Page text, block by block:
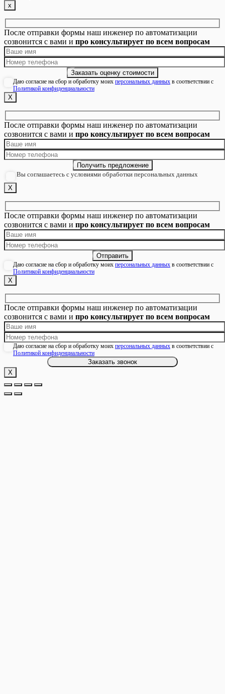
х
После отправки формы наш инженер по автоматизации
созвонится с вами и про консультирует по всем вопросам
Даю согласие на сбор и обработку моих персональных данных в соответствии с
Политикой конфиденциальности
Х
После отправки формы наш инженер по автоматизации
созвонится с вами и про консультирует по всем вопросам
Вы соглашаетесь с условиями обработки персональных данных
Х
После отправки формы наш инженер по автоматизации
созвонится с вами и про консультирует по всем вопросам
Даю согласие на сбор и обработку моих персональных данных в соответствии с
Политикой конфиденциальности
Х
После отправки формы наш инженер по автоматизации
созвонится с вами и про консультирует по всем вопросам
Даю согласие на сбор и обработку моих персональных данных в соответствии с
Политикой конфиденциальности
Х